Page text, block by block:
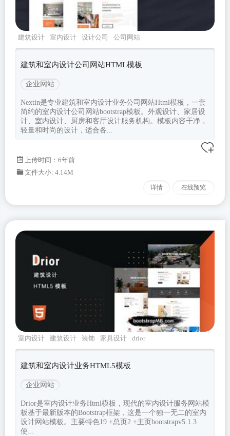
建筑设计 室内设计 设计公司
公司网站
bootstrap模板
建筑和室内设计公司网站HTML模板
企业网站
Nextin是专业建筑和室内设计业务公司网站Html模板，一套
简约的室内设计公司网站bootstrap模板。外观设计、家居设
计、室内设计、厨房和客厅设计服务机构。模板内容干净，
轻量和时尚的设计，适合各...
上传时间：6年前
文件大小: 4.14M
详情 在线预览
室内设计 建筑设计 装饰 家具设计 drior
建筑和室内设计业务HTML5模板
企业网站
Drior是室内设计业务Html模板，现代的室内设计服务网站模
板基于最新版本的Bootstrap框架，这是一个独一无二的室内
设计网站模板。主要特色19 +总页2 +主页bootstrapv5.1.3
使...